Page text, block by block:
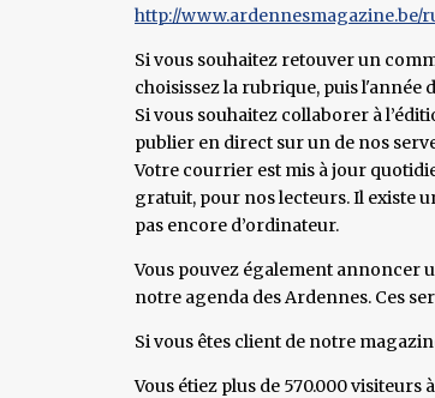
http://www.ardennesmagazine.be/
Si vous souhaitez retouver un
choisissez la rubrique, puis l'année
Si vous souhaitez collaborer à
publier en direct sur un de nos
Votre courrier est mis à jour
gratuit, pour nos lecteurs. Il existe
pas encore d’ordinateur.
Vous pouvez également annoncer
notre agenda des Ardennes. Ces
Si vous êtes client de notre
Vous étiez plus de 570.000